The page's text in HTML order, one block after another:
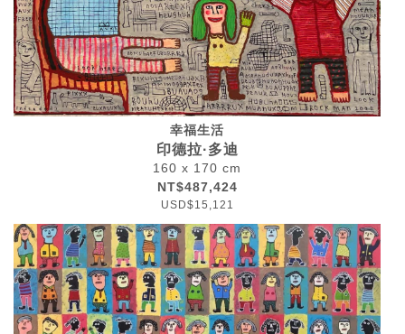
幸福生活
印德拉·多迪
160 x 170 cm
NT$487,424
USD$15,121